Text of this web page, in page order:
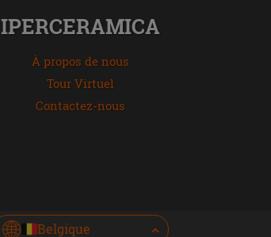
IPERCERAMICA
À propos de nous
Tour Virtuel
Contactez-nous
Belgique